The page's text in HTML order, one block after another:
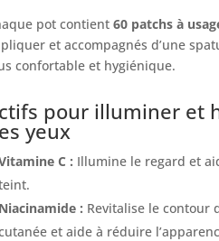
pot contient60 patchs à
et accompagnés d’une
confortable et hygiénique.
pour illuminer et
yeux
C : Illumine le regard et
Niacinamide : Revitalise le contour
et aide à réduire